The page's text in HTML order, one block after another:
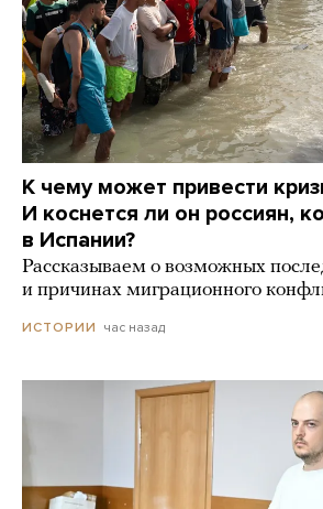
К чему может привести
И коснется ли он россиян,
в Испании?
Рассказываем о возможных
и причинах миграционного
ИСТОРИИ час назад